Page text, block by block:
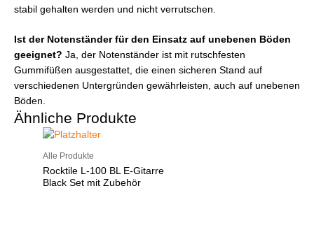
stabil gehalten werden und nicht verrutschen.
Ist der Notenständer für den Einsatz auf unebenen Böden
geeignet? Ja, der Notenständer ist mit rutschfesten
Gummifüßen ausgestattet, die einen sicheren Stand auf
verschiedenen Untergründen gewährleisten, auch auf unebenen
Böden.
Ähnliche Produkte
Alle Produkte
Rocktile L-100 BL E-Gitarre
Black Set mit Zubehör